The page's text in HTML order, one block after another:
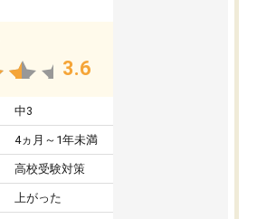
3.6
中3
4ヵ月～1年未満
高校受験対策
上がった